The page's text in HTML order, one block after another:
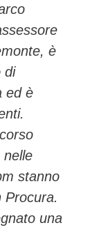
è
di
ed è
nelle
stanno
Procura.
una